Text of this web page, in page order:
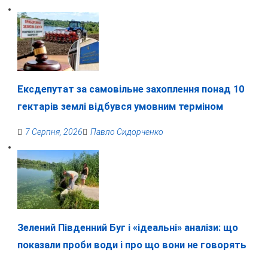
Ексдепутат за самовільне захоплення понад 10
гектарів землі відбувся умовним терміном
7 Серпня, 2026 Павло Сидорченко
Зелений Південний Буг і «ідеальні» аналізи: що
показали проби води і про що вони не говорять